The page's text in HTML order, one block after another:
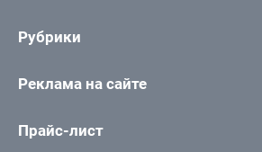
Рубрики
Реклама на сайте
Прайс-лист